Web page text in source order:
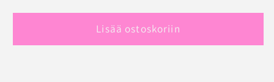
Lisää ostoskoriin